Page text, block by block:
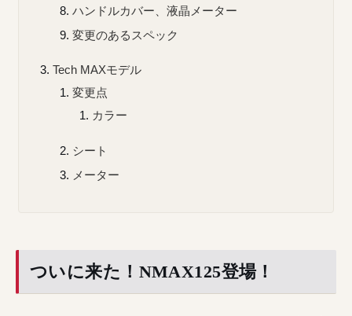
ハンドルカバー、液晶メーター
変更のあるスペック
Tech MAXモデル
変更点
カラー
シート
メーター
ついに来た！NMAX125登場！